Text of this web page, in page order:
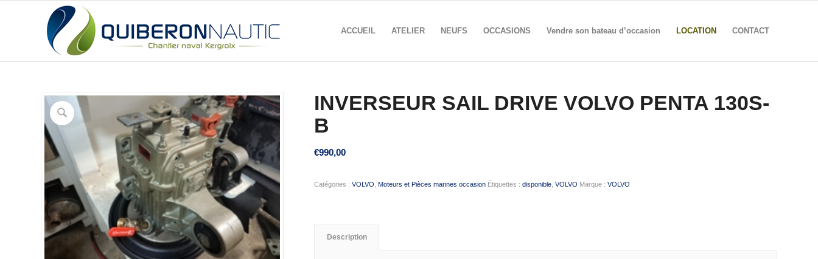
ACCUEIL ATELIER NEUFS OCCASIONS Vendre son bateau d’occasion LOCATION CONTACT
INVERSEUR SAIL DRIVE VOLVO PENTA 130S-
B
€990,00
Catégories :VOLVO ,Moteurs et Pièces marines occasion Étiquettes :disponible ,VOLVO Marque :VOLVO
Description